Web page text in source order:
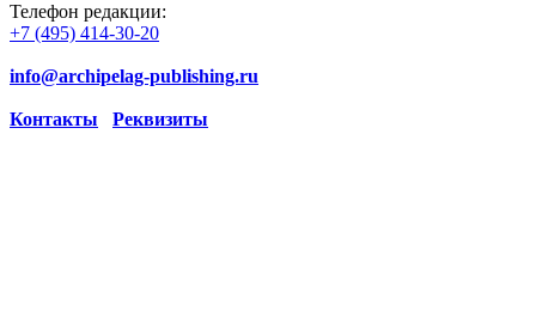
Телефон редакции:
+7 (495) 414-30-20
info@archipelag-publishing.ru
Контакты Реквизиты